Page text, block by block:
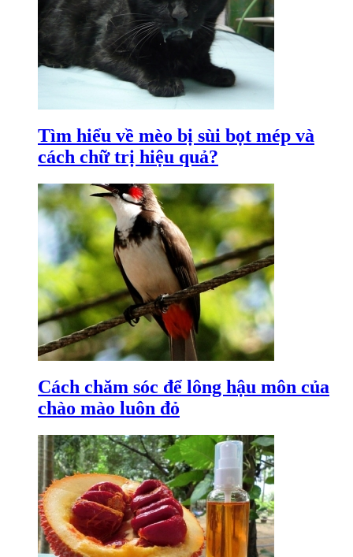
Tìm hiểu về mèo bị sùi bọt mép và
cách chữ trị hiệu quả?
Cách chăm sóc để lông hậu môn của
chào mào luôn đỏ